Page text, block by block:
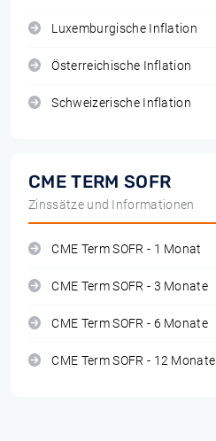
Luxemburgische Inflation
Österreichische Inflation
Schweizerische Inflation
CME TERM SOFR
Zinssätze und Informationen
CME Term SOFR - 1 Monat
CME Term SOFR - 3 Monate
CME Term SOFR - 6 Monate
CME Term SOFR - 12 Monate